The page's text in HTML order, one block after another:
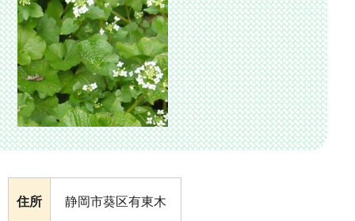
住所 静岡市葵区有東木